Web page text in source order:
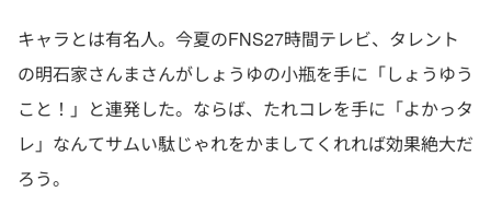
キャラとは有名人。今夏のFNS27時間テレビ、タレント
の明石家さんまさんがしょうゆの小瓶を手に「しょうゆう
こと！」と連発した。ならば、たれコレを手に「よかっタ
レ」なんてサムい駄じゃれをかましてくれれば効果絶大だ
ろう。